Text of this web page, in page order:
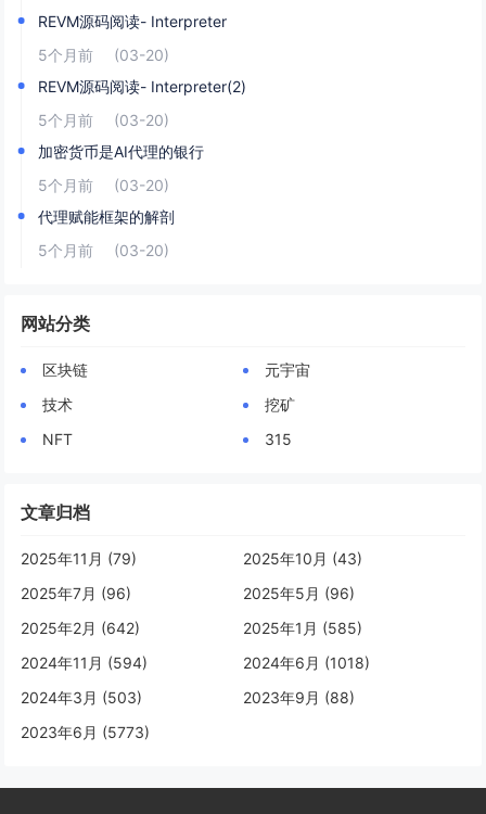
REVM源码阅读- Interpreter
5个月前
(03-20)
REVM源码阅读- Interpreter(2)
5个月前
(03-20)
加密货币是AI代理的银行
5个月前
(03-20)
代理赋能框架的解剖
5个月前
(03-20)
网站分类
区块链
元宇宙
技术
挖矿
NFT
315
文章归档
2025年11月 (79)
2025年10月 (43)
2025年7月 (96)
2025年5月 (96)
2025年2月 (642)
2025年1月 (585)
2024年11月 (594)
2024年6月 (1018)
2024年3月 (503)
2023年9月 (88)
2023年6月 (5773)